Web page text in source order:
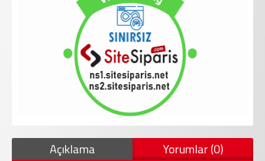
Açıklama
Yorumlar (0)